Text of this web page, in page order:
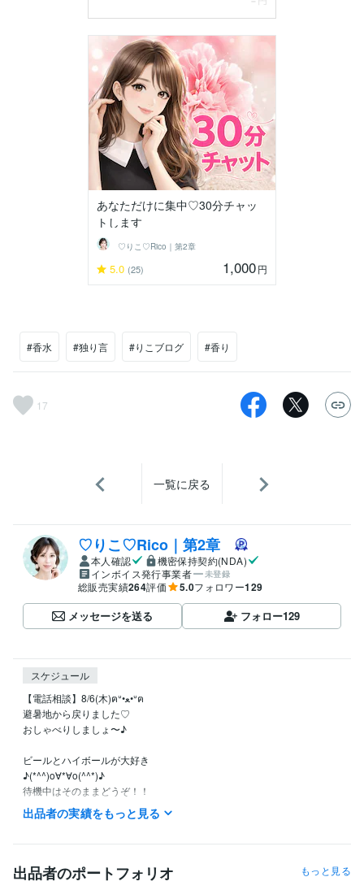
あなただけに集中♡30分チャッ
トします
♡りこ♡Rico｜第2章
5.0 (25) 1,000円
#香水 #独り言 #りこブログ #香り
17
一覧に戻る
♡りこ♡Rico｜第2章
本人確認
機密保持契約(NDA)
インボイス発行事業者
未登録
総販売実績264評価 5.0フォロワー129
メッセージを送る フォロー129
スケジュール
【電話相談】8/6(木)ฅᐡ•ﻌ•ᐡฅ
避暑地から戻りました♡
おしゃべりしましょ〜♪
ビールとハイボールが大好き
♪(*^^)o∀*∀o(^^*)♪
待機中はそのままどうぞ！！
本日もお待ちしています。
出品者の実績をもっと見る
出品者のポートフォリオ もっと見る